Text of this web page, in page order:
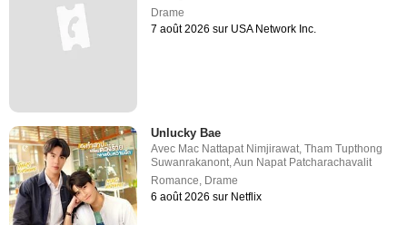
Drame
7 août 2026 sur USA Network Inc.
Unlucky Bae
Avec Mac Nattapat Nimjirawat,Tham Tupthong
Suwanrakanont,Aun Napat Patcharachavalit
Romance, Drame
6 août 2026 sur Netflix